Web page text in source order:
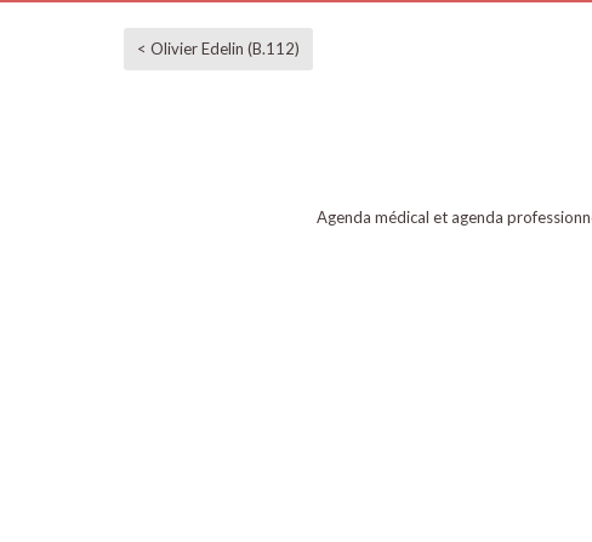
< Olivier Edelin (B.112)
Agenda médical et agenda